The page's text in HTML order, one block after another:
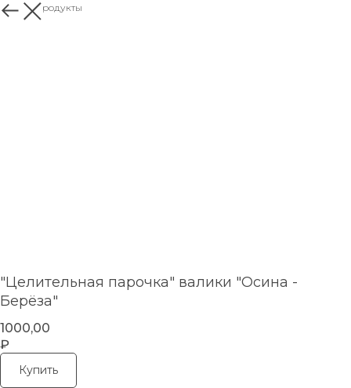
Другие продукты
"Целительная парочка" валики "Осина -
Берёза"
1000,00
₽
Купить